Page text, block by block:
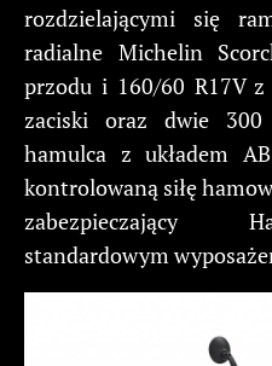
rozdzielającymi się
radialne Michelin
przodu i 160/60 R17V z
zaciski oraz dwie
hamulca z układem
kontrolowaną siłę
zabezpieczający
standardowym